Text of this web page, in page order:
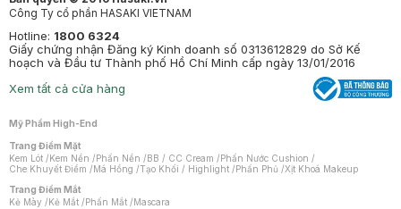
Công Ty cổ phần HASAKI VIETNAM
Hotline: 1800 6324
Giấy chứng nhận Đăng ký Kinh doanh số 0313612829 do Sở Kế
hoạch và Đầu tư Thành phố Hồ Chí Minh cấp ngày 13/01/2016
Xem tất cả cửa hàng
Mỹ Phẩm High-End
Trang Điểm Mặt
Kem Lót /Kem Nền /Phấn Nền /BB / CC Cream /Phấn Nước Cushion /
Che Khuyết Điểm /Má Hồng /Tạo Khối / Highlight /Phấn Phủ /Xịt Khoá Makeup
Trang Điểm Mắt
Kẻ Mày /Kẻ Mắt /Phấn Mắt /Mascara